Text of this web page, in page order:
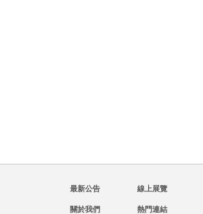
最新公告
關於我們
線上展覽
熱門連結